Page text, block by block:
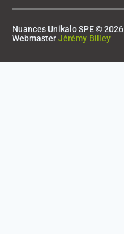
Nuances Unikalo SPE © 2026
WebmasterJérémy Billey